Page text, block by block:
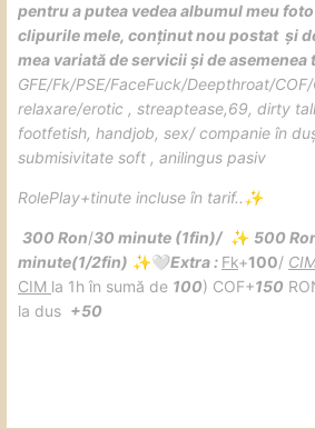
pentru a putea vedea albumul meu
clipurile mele, conținut nou postat și
mea variată de servicii și de asemenea
GFE/Fk/PSE/FaceFuck/Deepthroat/
relaxare/erotic , streaptease,69, dirty
footfetish, handjob, sex/ companie în
submisivitate soft , anilingus pasiv
RolePlay+tinute incluse în tarif..✨
300 Ron/30 minute (1fin)/ ✨ 500
minute(1/2fin) ✨🤍Extra: Fk+100/
CIM la 1h în sumă de 100) COF+150
la dus +50